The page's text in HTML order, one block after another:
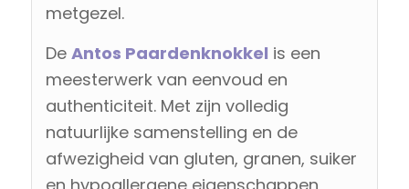
metgezel.
De Antos Paardenknokkel is een
meesterwerk van eenvoud en
authenticiteit. Met zijn volledig
natuurlijke samenstelling en de
afwezigheid van gluten, granen, suiker